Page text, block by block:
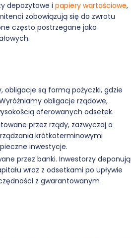
depozytowe i papiery wartościowe,
zobowiązują się do zwrotu
często postrzegane jako
obligacje są formą pożyczki, gdzie
obligacje rządowe,
oferowanych odsetek.
przez rządy, zazwyczaj o
krótkoterminowymi
inwestycje.
przez banki. Inwestorzy deponują
wraz z odsetkami po upływie
z gwarantowanym